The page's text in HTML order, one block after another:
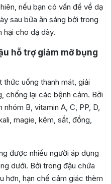
nếu bạn có vấn đề về dạ
sau bữa ăn sáng bởi trong
hại cho dạ dày.
hỗ trợ giảm mỡ bụng
uống thanh mát, giải
chống lại các bệnh cảm. Bởi
B, vitamin A, C, PP, D,
magie, kẽm, sắt, đồng,
được nhiều người áp dụng
dưới. Bởi trong đậu chứa
hơn, hạn chế cảm giác thèm